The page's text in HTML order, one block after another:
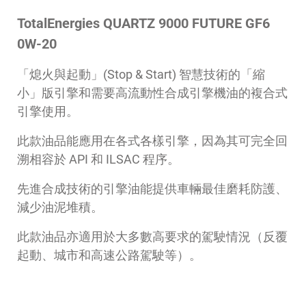
TotalEnergies QUARTZ 9000 FUTURE GF6
0W-20
「熄火與起動」(Stop & Start) 智慧技術的「縮
小」版引擎和需要高流動性合成引擎機油的複合式
引擎使用。
此款油品能應用在各式各樣引擎，因為其可完全回
溯相容於 API 和 ILSAC 程序。
先進合成技術的引擎油能提供車輛最佳磨耗防護、
減少油泥堆積。
此款油品亦適用於大多數高要求的駕駛情況（反覆
起動、城市和高速公路駕駛等）。